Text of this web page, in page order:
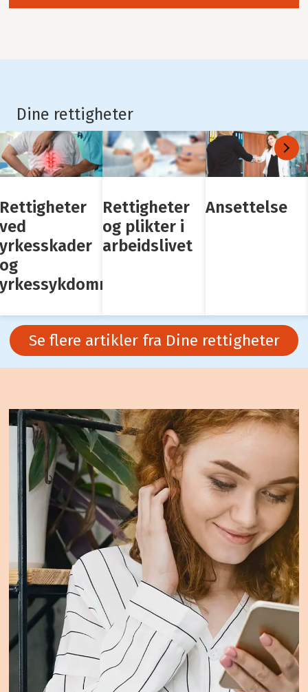
Dine rettigheter
Rettigheter
ved
yrkesskader
og
yrkessykdommer
Rettigheter
og plikter i
arbeidslivet
Ansettelse
Se flere artikler fra Dine rettigheter